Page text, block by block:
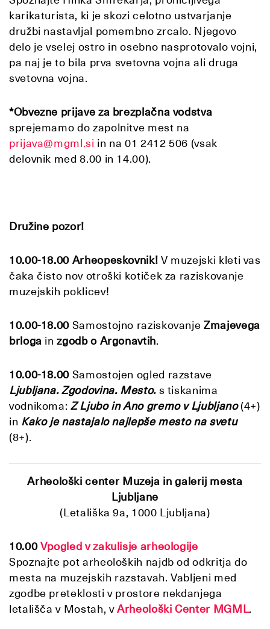
karikaturista, ki je skozi celotno ustvarjanje
družbi nastavljal pomembno zrcalo. Njegovo
delo je vselej ostro in osebno nasprotovalo vojni,
pa naj je to bila prva svetovna vojna ali druga
svetovna vojna.
*Obvezne prijave za brezplačna vodstva
sprejemamo do zapolnitve mest na
prijava@mgml.si in na 01 2412 506 (vsak
delovnik med 8.00 in 14.00).
Družine pozor!
10.00-18.00 Arheopeskovnik! V muzejski kleti vas
čaka čisto nov otroški kotiček za raziskovanje
muzejskih poklicev!
10.00-18.00 Samostojno raziskovanjeZmajevega
brloga inzgodb o Argonavtih.
10.00-18.00 Samostojen ogled razstave
Ljubljana. Zgodovina. Mesto.s tiskanima
vodnikoma:Z Ljubo in Ano gremo v Ljubljano(4+)
in Kako je nastajalo najlepše mesto na svetu
(8+).
Arheološki center Muzeja in galerij mesta
Ljubljane
(Letališka 9a, 1000 Ljubljana)
10.00Vpogled v zakulisje arheologije
Spoznajte pot arheoloških najdb od odkritja do
mesta na muzejskih razstavah. Vabljeni med
zgodbe preteklosti v prostore nekdanjega
letališča v Mostah, vArheološki Center MGML.